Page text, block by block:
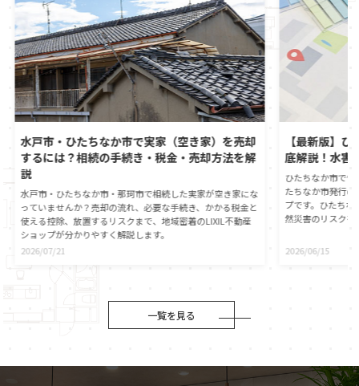
水戸市・ひたちなか市で実家（空き家）を売却
するには？相続の手続き・税金・売却方法を解
説
水戸市・ひたちなか市・那珂市で相続した実家が空き家にな
っていませんか？売却の流れ、必要な手続き、かかる税金と
使える控除、放置するリスクまで、地域密着のLIXIL不動産
ショップが分かりやすく解説します。
2026/07/21
【最新版】
底解説！水害
ひたちなか市で
たちなか市発行
プです。ひたち
然災害のリスク
動産の契約時に
2026/06/15
一覧を見る